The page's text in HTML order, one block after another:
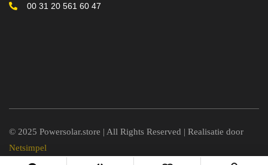
00 31 20 561 60 47
© 2025 Powersolar.store | All Rights Reserved | Realisatie door
Netsimpel